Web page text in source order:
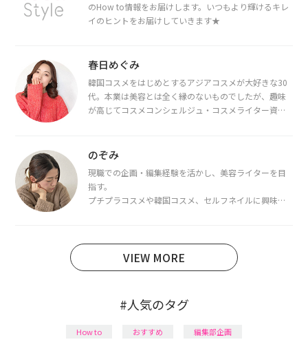
のHow to情報をお届けします。いつもより輝けるキレ
イのヒントをお届けしていきます★
春日めぐみ
韓国コスメをはじめとするアジアコスメが大好きな30
代。本業は美容とは全く縁のないものでしたが、趣味
が高じてコスメコンシェルジュ・コスメライター資格
断・骨格診断によるイメージコンサルティングも行っ
のぞみ
現職での企画・編集経験を活かし、美容ライターを目
指す。
プチプラコスメや韓国コスメ、セルフネイルに興味が
日本化粧品検定1級保有。
VIEW MORE
#人気のタグ
How to おすすめ
編集部企画